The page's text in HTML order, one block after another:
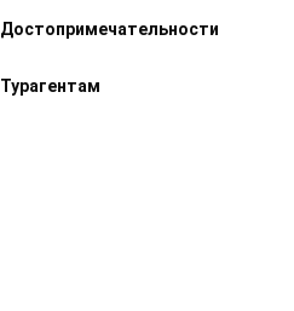
Достопримечательности
Турагентам